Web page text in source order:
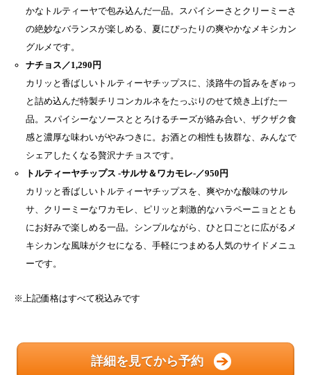
かなトルティーヤで包み込んだ一品。スパイシーさとクリーミーさ
の絶妙なバランスが楽しめる、夏にぴったりの爽やかなメキシカン
グルメです。
ナチョス／1,290円
カリッと香ばしいトルティーヤチップスに、淡路牛の旨みをぎゅっ
と詰め込んだ特製チリコンカルネをたっぷりのせて焼き上げた一
品。スパイシーなソースととろけるチーズが絡み合い、ザクザク食
感と濃厚な味わいがやみつきに。お酒との相性も抜群な、みんなで
シェアしたくなる贅沢ナチョスです。
トルティーヤチップス -サルサ＆ワカモレ-／950円
カリッと香ばしいトルティーヤチップスを、爽やかな酸味のサル
サ、クリーミーなワカモレ、ピリッと刺激的なハラペーニョととも
にお好みで楽しめる一品。シンプルながら、ひと口ごとに広がるメ
キシカンな風味がクセになる、手軽につまめる人気のサイドメニュ
ーです。
※上記価格はすべて税込みです
詳細を見てから予約